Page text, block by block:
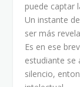
puede captar
Un instante
ser más
Es en ese
estudiante se
silencio,